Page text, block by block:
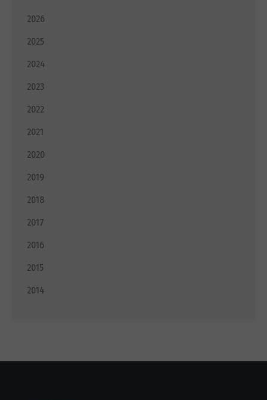
2026
2025
2024
2023
2022
2021
2020
2019
2018
2017
2016
2015
2014